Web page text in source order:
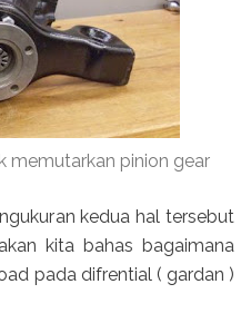
pinion gear
kedua hal tersebut
kita bahas bagaimana
pada difrential ( gardan )